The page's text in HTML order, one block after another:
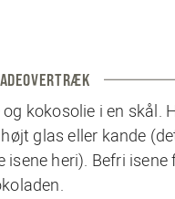
kokosolie i en skål.
glas eller kande
isene heri). Befri